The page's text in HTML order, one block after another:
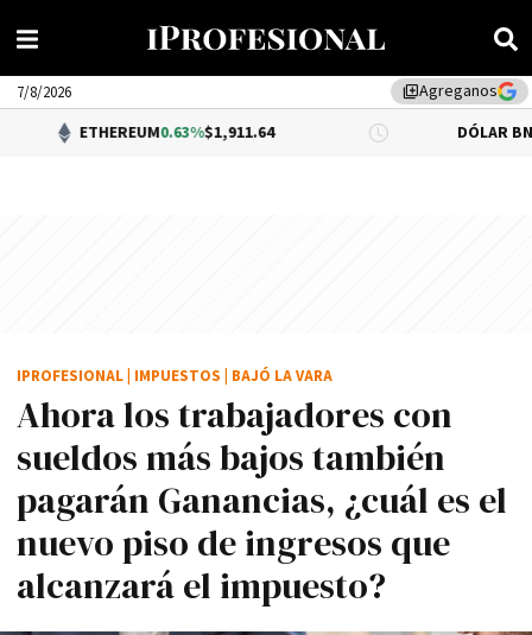
library_addAgreganos
7/8/2026
0.63%$1,911.64 DÓLAR BNA $1,520.00
Ahora los trabajadores con
sueldos más bajos también
pagarán Ganancias, ¿cuál es el
nuevo piso de ingresos que
alcanzará el impuesto?
IPROFESIONAL IMPUESTOS BAJÓ LA VARA